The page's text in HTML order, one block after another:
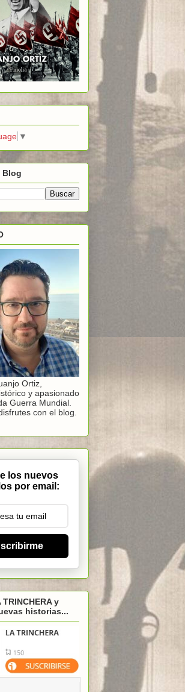
▼
Blog
Ortiz,
y apasionado
Guerra Mundial.
con el blog.
los nuevos
por email:
y
historias...